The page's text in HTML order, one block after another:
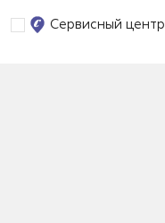
Сервисный центр